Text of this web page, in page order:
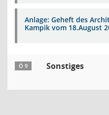
Anlage: Geheft des
Kampik vom 18.August
Ö 9 Sonstiges